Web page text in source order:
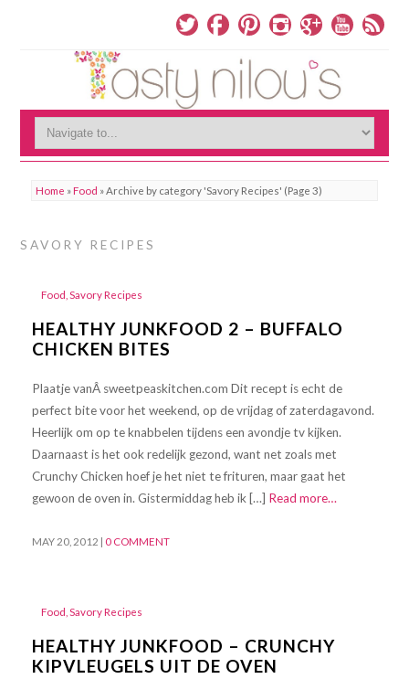
Home »Food »Archive by category 'Savory Recipes' (Page 3)
SAVORY RECIPES
Food Savory Recipes
HEALTHY JUNKFOOD 2 – BUFFALO
CHICKEN BITES
Plaatje vanÂ sweetpeaskitchen.com Dit recept is echt de
perfect bite voor het weekend, op de vrijdag of zaterdagavond.
Heerlijk om op te knabbelen tijdens een avondje tv kijken.
Daarnaast is het ook redelijk gezond, want net zoals met
Crunchy Chicken hoef je het niet te frituren, maar gaat het
gewoon de oven in. Gistermiddag heb ik […] Read more…
MAY 20, 2012 | 0 COMMENT
Food Savory Recipes
HEALTHY JUNKFOOD – CRUNCHY
KIPVLEUGELS UIT DE OVEN